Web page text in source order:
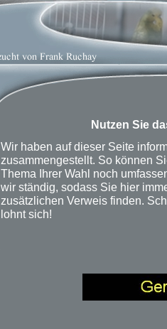
Nutzen Sie
Wir haben auf dieser Seite
zusammengestellt. So können
Thema Ihrer Wahl noch
wir ständig, sodass Sie hier
zusätzlichen Verweis finden.
lohnt sich!